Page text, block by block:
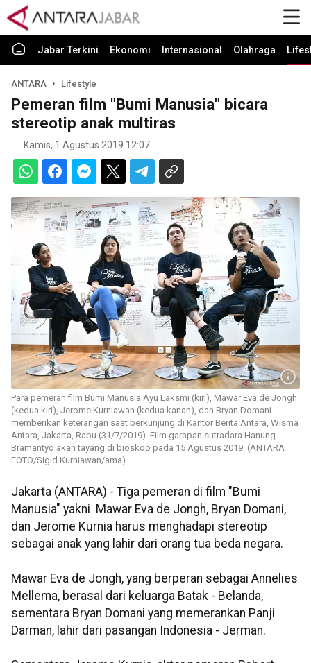
Jabar Terkini Ekonomi Internasional Olahraga
ANTARA Lifestyle
Pemeran film "Bumi Manusia" bicara
stereotip anak multiras
Kamis, 1 Agustus 2019 12:07
Para pemeran film Bumi Manusia Ayu Laksmi (kiri), Mawar Eva de Jongh
(kedua kiri), Jerome Kurniawan (kedua kanan), dan Bryan Domani
memberikan keterangan saat berkunjung di Kantor Berita Antara, Wisma
Antara, Jakarta, Rabu (31/7/2019). Film garapan sutradara Hanung
Bramantyo akan tayang di bioskop pada 15 Agustus 2019. (ANTARA
FOTO/Sigid Kurniawan/ama).
Jakarta (ANTARA) - Tiga pemeran di film "Bumi
Manusia" yakni Mawar Eva de Jongh, Bryan Domani,
dan Jerome Kurnia harus menghadapi stereotip
sebagai anak yang lahir dari orang tua beda negara.
Mawar Eva de Jongh, yang berperan sebagai Annelies
Mellema, berasal dari keluarga Batak - Belanda,
sementara Bryan Domani yang memerankan Panji
Darman, lahir dari pasangan Indonesia - Jerman.